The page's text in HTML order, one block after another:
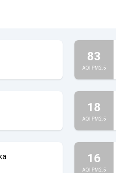
83
AQI PM2.5
18
AQI PM2.5
16
AQI PM2.5